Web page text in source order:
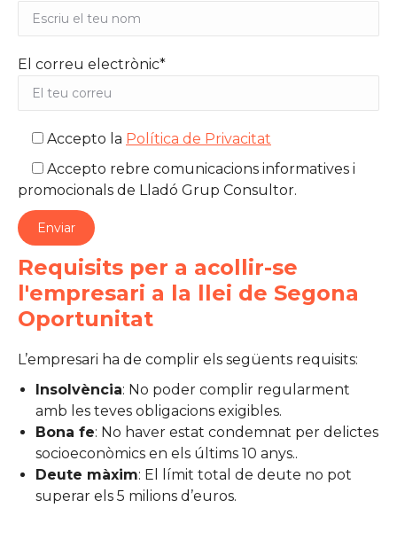
El correu electrònic*
Accepto la Política de Privacitat
Accepto rebre comunicacions informatives i
promocionals de Lladó Grup Consultor.
Requisits per a acollir-se
l'empresari a la llei de Segona
Oportunitat
L’empresari ha de complir els següents requisits:
Insolvència: No poder complir regularment
amb les teves obligacions exigibles.
Bona fe: No haver estat condemnat per delictes
socioeconòmics en els últims 10 anys..
Deute màxim: El límit total de deute no pot
superar els 5 milions d’euros.